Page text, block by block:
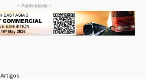
- Publicidade -
Artigos